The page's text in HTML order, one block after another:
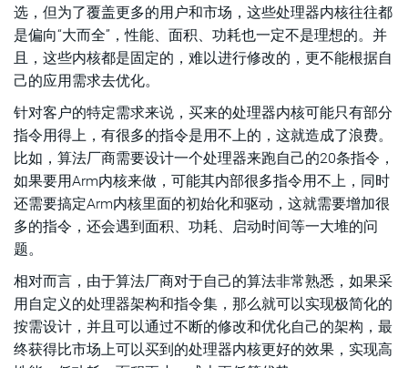
选，但为了覆盖更多的用户和市场，这些处理器内核往往都
是偏向“大而全”，性能、面积、功耗也一定不是理想的。并
且，这些内核都是固定的，难以进行修改的，更不能根据自
己的应用需求去优化。
针对客户的特定需求来说，买来的处理器内核可能只有部分
指令用得上，有很多的指令是用不上的，这就造成了浪费。
比如，算法厂商需要设计一个处理器来跑自己的20条指令，
如果要用Arm内核来做，可能其内部很多指令用不上，同时
还需要搞定Arm内核里面的初始化和驱动，这就需要增加很
多的指令，还会遇到面积、功耗、启动时间等一大堆的问
题。
相对而言，由于算法厂商对于自己的算法非常熟悉，如果采
用自定义的处理器架构和指令集，那么就可以实现极简化的
按需设计，并且可以通过不断的修改和优化自己的架构，最
终获得比市场上可以买到的处理器内核更好的效果，实现高